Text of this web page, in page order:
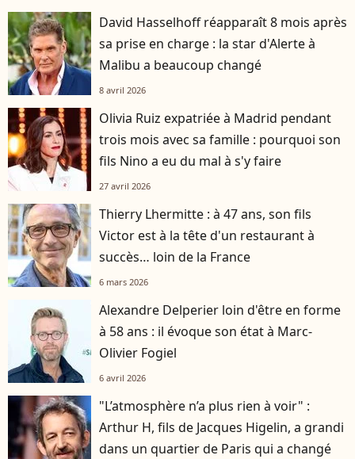
David Hasselhoff réapparaît 8 mois après
sa prise en charge : la star d'Alerte à
Malibu a beaucoup changé
8 avril 2026
Olivia Ruiz expatriée à Madrid pendant
trois mois avec sa famille : pourquoi son
fils Nino a eu du mal à s'y faire
27 avril 2026
Thierry Lhermitte : à 47 ans, son fils
Victor est à la tête d'un restaurant à
succès… loin de la France
6 mars 2026
Alexandre Delperier loin d'être en forme
à 58 ans : il évoque son état à Marc-
Olivier Fogiel
6 avril 2026
"L’atmosphère n’a plus rien à voir" :
Arthur H, fils de Jacques Higelin, a grandi
dans un quartier de Paris qui a changé